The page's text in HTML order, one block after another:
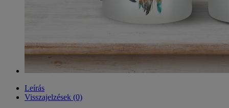
Leírás
Visszajelzések (0)